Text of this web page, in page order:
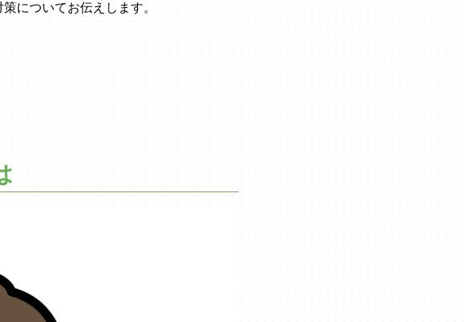
についてお伝えします。